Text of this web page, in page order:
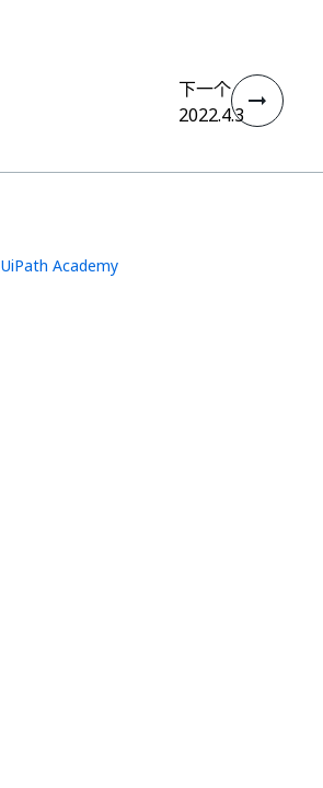
下一个
2022.4.3
UiPath Academy